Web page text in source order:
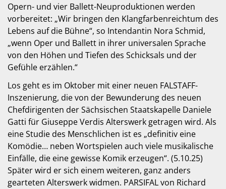
Opern- und vier Ballett-Neuproduktionen werden
vorbereitet: „Wir bringen den Klangfarbenreichtum des
Lebens auf die Bühne“, so Intendantin Nora Schmid,
„wenn Oper und Ballett in ihrer universalen Sprache
von den Höhen und Tiefen des Schicksals und der
Gefühle erzählen.“
Los geht es im Oktober mit einer neuen FALSTAFF-
Inszenierung, die von der Bewunderung des neuen
Chefdirigenten der Sächsischen Staatskapelle Daniele
Gatti für Giuseppe Verdis Alterswerk getragen wird. Als
eine Studie des Menschlichen ist es „definitiv eine
Komödie… neben Wortspielen auch viele musikalische
Einfälle, die eine gewisse Komik erzeugen“. (5.10.25)
Später wird er sich einem weiteren, ganz anders
gearteten Alterswerk widmen. PARSIFAL von Richard